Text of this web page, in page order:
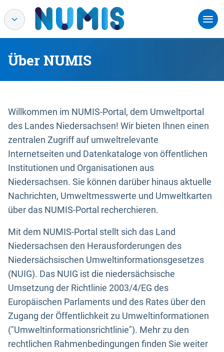
Über NUMIS
Willkommen im NUMIS-Portal, dem Umweltportal
des Landes Niedersachsen! Wir bieten Ihnen einen
zentralen Zugriff auf umweltrelevante
Internetseiten und Datenkataloge von öffentlichen
Institutionen und Organisationen aus
Niedersachsen. Sie können darüber hinaus aktuelle
Nachrichten, Umweltmesswerte und Umweltkarten
über das NUMIS-Portal recherchieren.
Mit dem NUMIS-Portal stellt sich das Land
Niedersachsen den Herausforderungen des
Niedersächsischen Umweltinformationsgesetzes
(NUIG). Das NUIG ist die niedersächsische
Umsetzung der Richtlinie 2003/4/EG des
Europäischen Parlaments und des Rates über den
Zugang der Öffentlichkeit zu Umweltinformationen
("Umweltinformationsrichtlinie"). Mehr zu den
rechtlichen Rahmenbedingungen finden Sie weiter